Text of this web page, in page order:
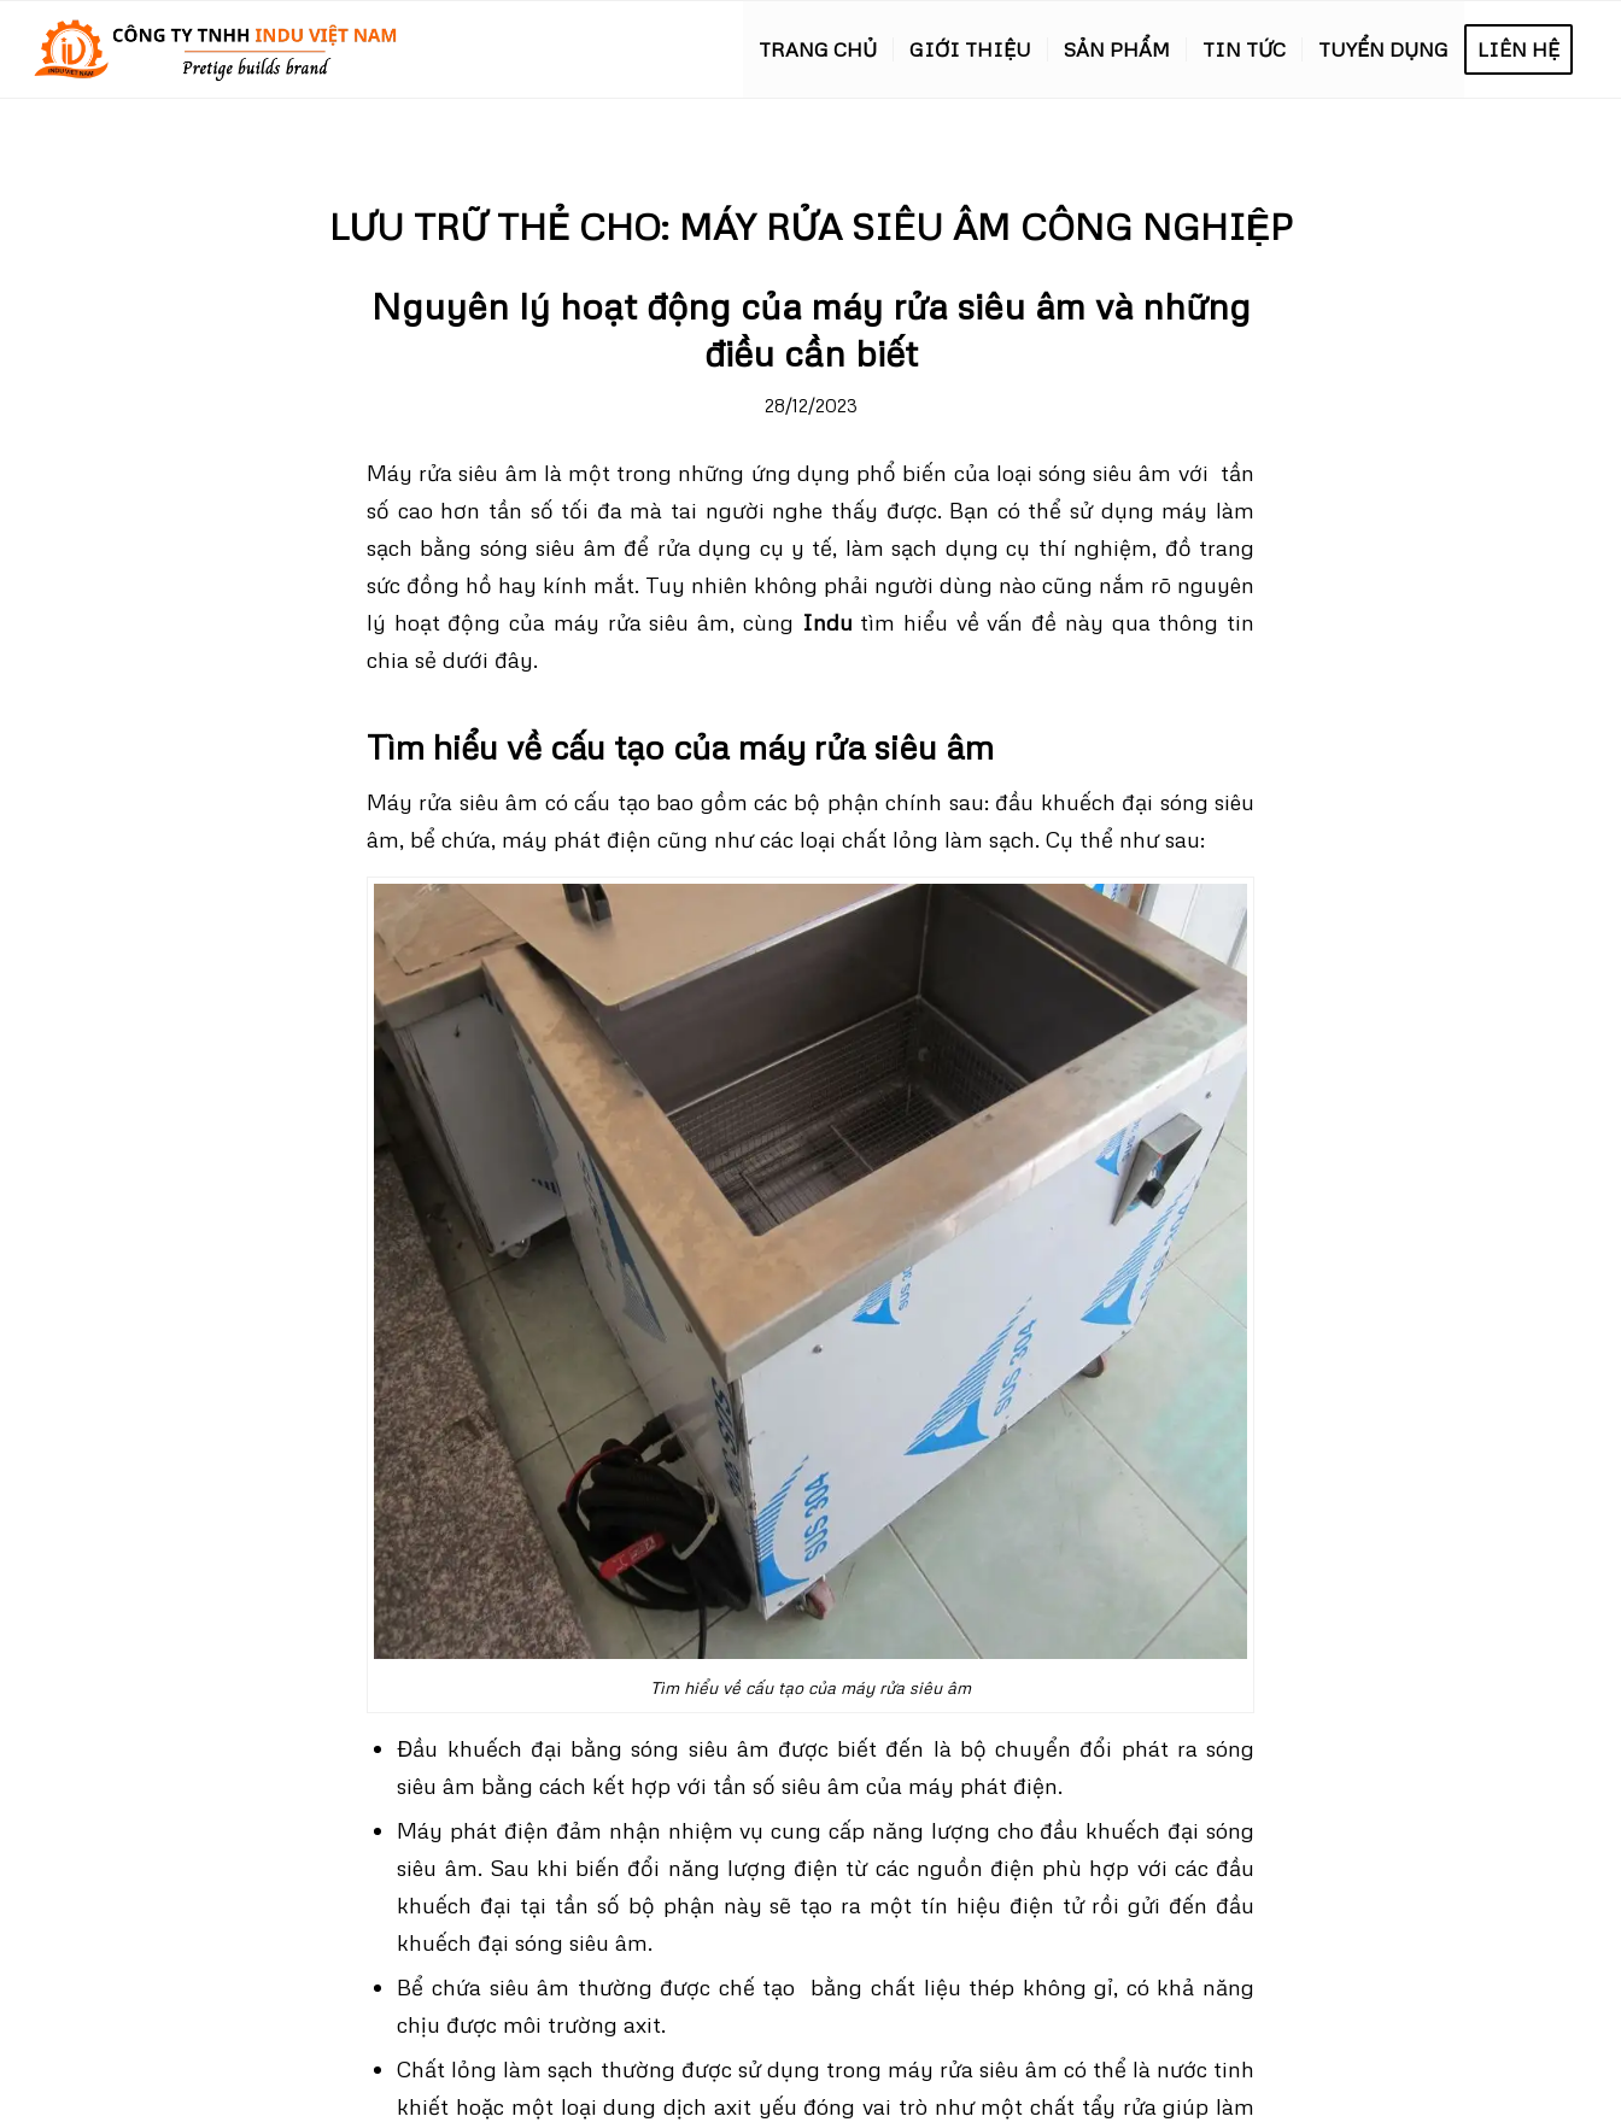
TRANG CHỦ GIỚI THIỆU SẢN PHẨM TIN TỨC TUYỂN DỤNG LIÊN HỆ
LƯU TRỮ THẺ CHO: MÁY RỬA SIÊU ÂM CÔNG NGHIỆP
Nguyên lý hoạt động của máy rửa siêu âm và những
điều cần biết
28/12/2023
Máy rửa siêu âm là một trong những ứng dụng phổ biến của loại sóng siêu âm với tần
số cao hơn tần số tối đa mà tai người nghe thấy được. Bạn có thể sử dụng máy làm
sạch bằng sóng siêu âm để rửa dụng cụ y tế, làm sạch dụng cụ thí nghiệm, đồ trang
sức đồng hồ hay kính mắt. Tuy nhiên không phải người dùng nào cũng nắm rõ nguyên
lý hoạt động của máy rửa siêu âm, cùng Indu tìm hiểu về vấn đề này qua thông tin
chia sẻ dưới đây.
Tìm hiểu về cấu tạo của máy rửa siêu âm
Máy rửa siêu âm có cấu tạo bao gồm các bộ phận chính sau: đầu khuếch đại sóng siêu
âm, bể chứa, máy phát điện cũng như các loại chất lỏng làm sạch. Cụ thể như sau:
Tìm hiểu về cấu tạo của máy rửa siêu âm
Đầu khuếch đại bằng sóng siêu âm được biết đến là bộ chuyển đổi phát ra sóng
siêu âm bằng cách kết hợp với tần số siêu âm của máy phát điện.
Máy phát điện đảm nhận nhiệm vụ cung cấp năng lượng cho đầu khuếch đại sóng
siêu âm. Sau khi biến đổi năng lượng điện từ các nguồn điện phù hợp với các đầu
khuếch đại tại tần số bộ phận này sẽ tạo ra một tín hiệu điện tử rồi gửi đến đầu
khuếch đại sóng siêu âm.
Bể chứa siêu âm thường được chế tạo bằng chất liệu thép không gỉ, có khả năng
chịu được môi trường axit.
Chất lỏng làm sạch thường được sử dụng trong máy rửa siêu âm có thể là nước tinh
khiết hoặc một loại dung dịch axit yếu đóng vai trò như một chất tẩy rửa giúp làm